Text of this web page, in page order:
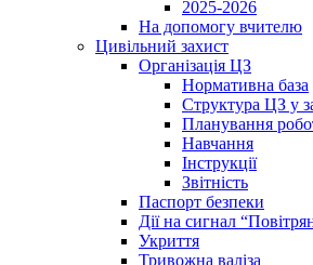
2025-2026
На допомогу вчителю
Цивільний захист
Організація ЦЗ
Нормативна база
Структура ЦЗ у
Планування
Навчання
Інструкції
Звітність
Паспорт безпеки
Дії на сигнал
Укриття
Тривожна валіза